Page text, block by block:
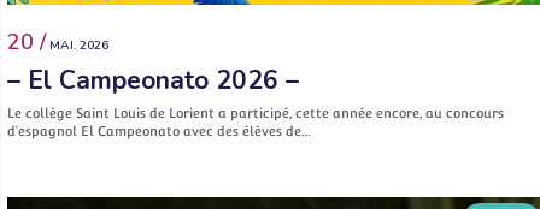
20 / MAI. 2026
– El Campeonato 2026 –
Le collège Saint Louis de Lorient a participé, cette année encore, au concours
d’espagnol El Campeonato avec des élèves de…